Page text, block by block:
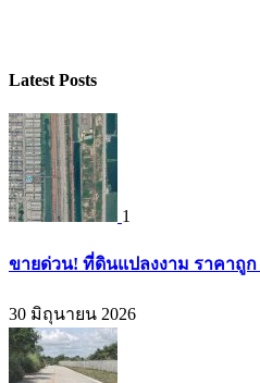
Latest Posts
1
ขายด่วน! ที่ดินแปลงงาม ราคาถูก
30 มิถุนายน 2026